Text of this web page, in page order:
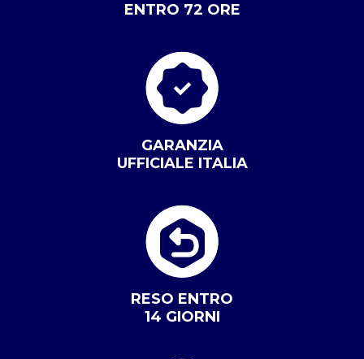
ENTRO 72 ORE
GARANZIA
UFFICIALE ITALIA
RESO ENTRO
14 GIORNI